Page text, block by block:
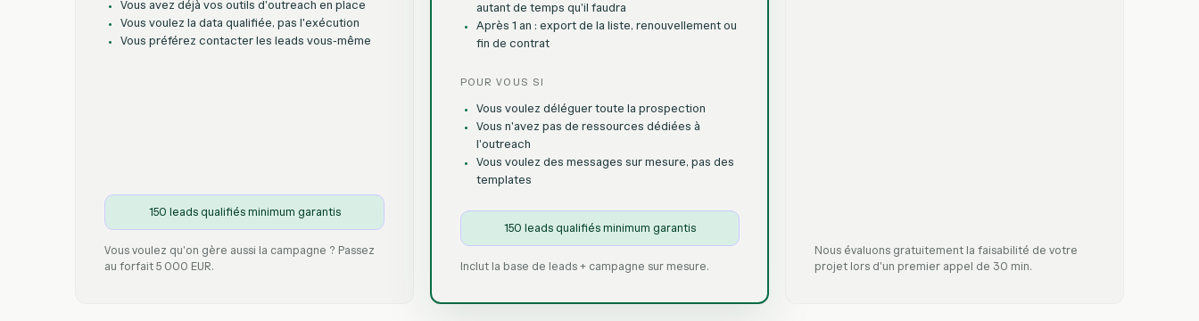
Vous avez déjà vos outils d'outreach en place
Vous voulez la data qualifiée, pas l'exécution
Vous préférez contacter les leads vous-même
150 leads qualifiés minimum garantis
Vous voulez qu'on gère aussi la campagne ? Passez
au forfait 5 000 EUR.
autant de temps qu'il faudra
Après 1 an : export de la liste, renouvellement ou
fin de contrat
POUR VOUS SI
Vous voulez déléguer toute la prospection
Vous n'avez pas de ressources dédiées à
l'outreach
Vous voulez des messages sur mesure, pas des
templates
150 leads qualifiés minimum garantis
Inclut la base de leads + campagne sur mesure.
Nous évaluons gratuitement la faisabilité de votre
projet lors d'un premier appel de 30 min.